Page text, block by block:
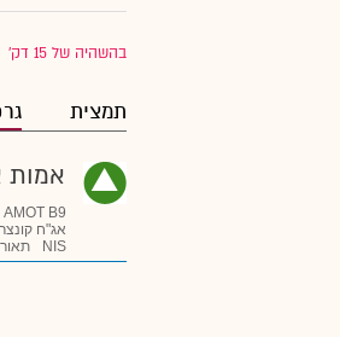
בהשהיה של 15 דק'
תמצית
אמות
AMOT B9
אג"ח
NIS